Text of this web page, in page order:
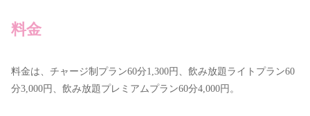
料金
料金は、チャージ制プラン60分1,300円、飲み放題ライトプラン60
分3,000円、飲み放題プレミアムプラン60分4,000円。